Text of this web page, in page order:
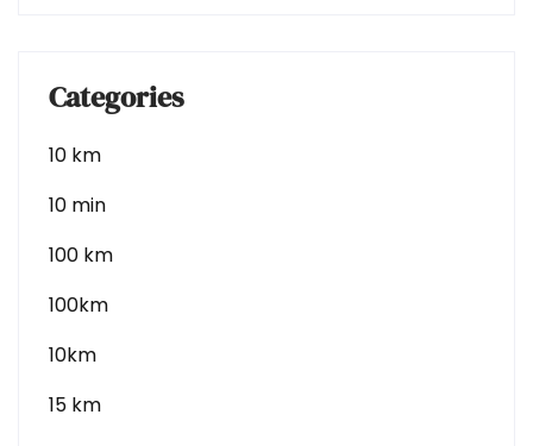
Categories
10 km
10 min
100 km
100km
10km
15 km